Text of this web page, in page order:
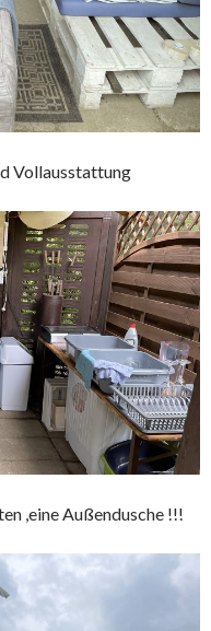
Vollausstattung
,eine Außendusche !!!